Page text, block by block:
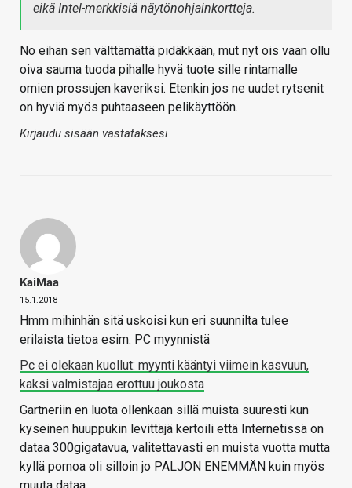
eikä Intel-merkkisiä näytönohjainkortteja.
No eihän sen välttämättä pidäkkään, mut nyt ois vaan ollu
oiva sauma tuoda pihalle hyvä tuote sille rintamalle
omien prossujen kaveriksi. Etenkin jos ne uudet rytsenit
on hyviä myös puhtaaseen pelikäyttöön.
Kirjaudu sisään vastataksesi
KaiMaa
15.1.2018
Hmm mihinhän sitä uskoisi kun eri suunnilta tulee
erilaista tietoa esim. PC myynnistä
Pc ei olekaan kuollut: myynti kääntyi viimein kasvuun,
kaksi valmistajaa erottuu joukosta
Gartneriin en luota ollenkaan sillä muista suuresti kun
kyseinen huuppukin levittäjä kertoili että Internetissä on
dataa 300gigatavua, valitettavasti en muista vuotta mutta
kyllä pornoa oli silloin jo PALJON ENEMMÄN kuin myös